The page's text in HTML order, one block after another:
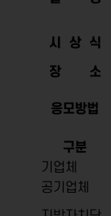
시 상 식
장 소
응모방법
구분
기업체
공기업체